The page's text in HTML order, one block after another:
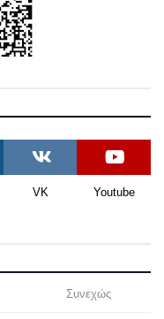
VK Youtube
Συνεχώς